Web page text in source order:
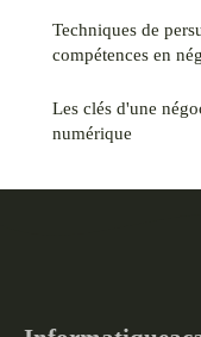
Techniques de
compétences en
Les clés d'une
numérique